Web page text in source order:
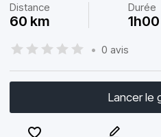
Distance
60 km
Durée
1h00
• 0 avis
Lancer le